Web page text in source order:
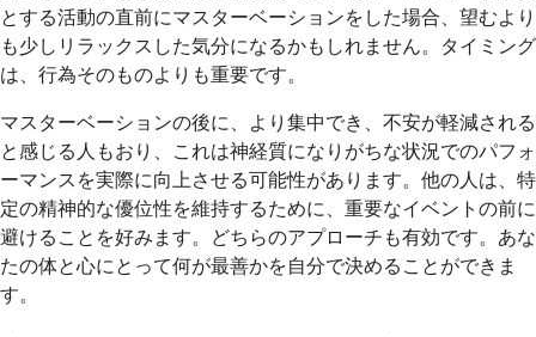
とする活動の直前にマスターベーションをした場合、望むより
も少しリラックスした気分になるかもしれません。タイミング
は、行為そのものよりも重要です。
マスターベーションの後に、より集中でき、不安が軽減される
と感じる人もおり、これは神経質になりがちな状況でのパフォ
ーマンスを実際に向上させる可能性があります。他の人は、特
定の精神的な優位性を維持するために、重要なイベントの前に
避けることを好みます。どちらのアプローチも有効です。あな
たの体と心にとって何が最善かを自分で決めることができま
す。